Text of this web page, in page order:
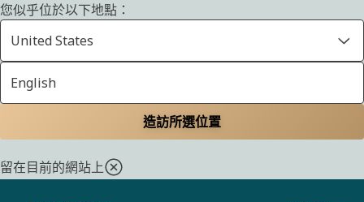
您似乎位於以下地點：
United States
English
造訪所選位置
留在目前的網站上
在阿特拉斯·科普柯集團 的生活
ALTAS COPCO 集團的生活
讓您能夠追求理想的職業道
路